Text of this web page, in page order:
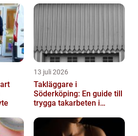
13 juli 2026
Takläggare i
Söderköping: En guide till
trygga takarbeten i